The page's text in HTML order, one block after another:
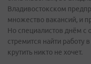
Владивостокском
множество вакансий, и
Но специалистов днём
стремится найти работу
крутить никто не хочет.